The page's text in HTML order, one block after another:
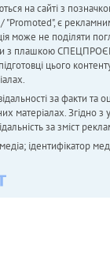
на сайті з
"Promoted", є
може не поділяти
з плашкою
цього
за факти та
матеріалах. Згідно з
за зміст
ідентифікатор